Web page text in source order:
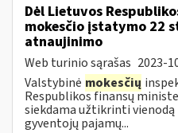
Dėl Lietuvos
mokesčio įstatymo 22
atnaujinimo
Web turinio sąrašas 2023-
Valstybinė mokesčių
Respublikos finansų
siekdama užtikrinti vienodą
gyventojų pajamų...